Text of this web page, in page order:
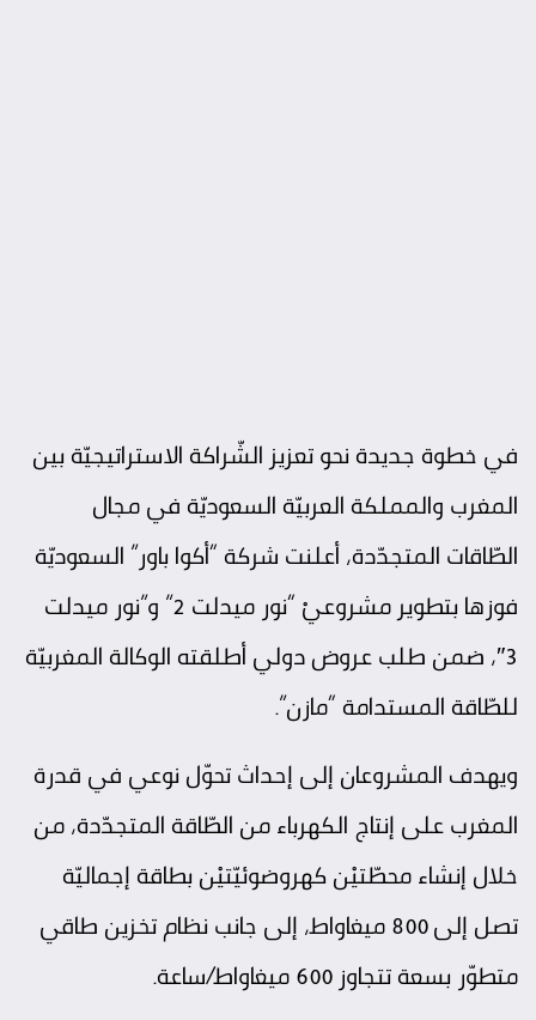
في خطوة جديدة نحو تعزيز الشّراكة الاستراتيجيّة بين
المغربوالمملكة العربيّة السعوديّة في مجال
الطّاقات المتجدّدة، أعلنت شركة “أكوا باور” السعوديّة
فوزها بتطوير مشروعيْ “نور ميدلت 2” و”نور ميدلت
3″، ضمن طلب عروض دولي أطلقته الوكالة المغربيّة
للطّاقة المستدامة “مازن”.
ويهدف المشروعان إلى إحداث تحوّل نوعي في قدرة
المغرب على إنتاج الكهرباء من الطّاقة المتجدّدة، من
خلال إنشاء محطّتيْن كهروضوئيّتيْن بطاقة إجماليّة
تصل إلى 800 ميغاواط، إلى جانب نظام تخزين طاقي
متطوّر بسعة تتجاوز 600 ميغاواط/ساعة.